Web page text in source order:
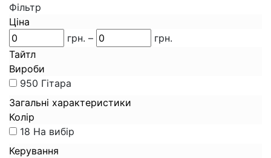
Фільтр
Ціна
грн. –
грн.
Тайтл
Вироби
950 Гітара
Загальні характеристики
Колір
18 На вибір
Керування